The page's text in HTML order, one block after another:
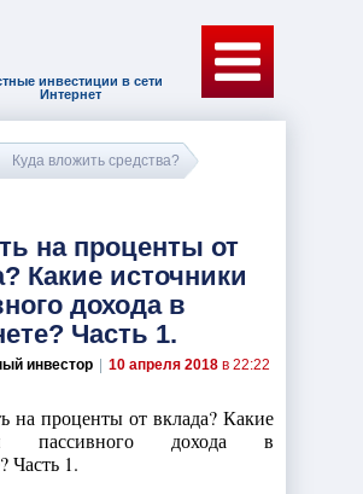
инвестиции в сети
Интернет
Куда вложить средства?
на проценты от
Какие источники
дохода в
Часть 1.
инвестор 10 апреля 2018 в 22:22